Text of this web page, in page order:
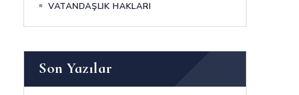
VATANDAŞLIK HAKLARI
Son Yazılar